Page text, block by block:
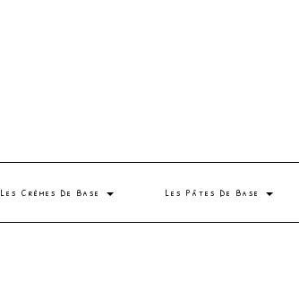
Les Crèmes De Base Les Pâtes De Base